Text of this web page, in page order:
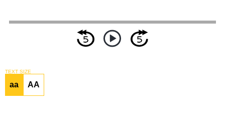
TEXT SIZE
aa AA